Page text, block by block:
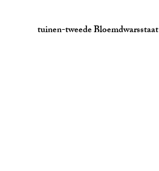
tweede Bloemdwarsstaat